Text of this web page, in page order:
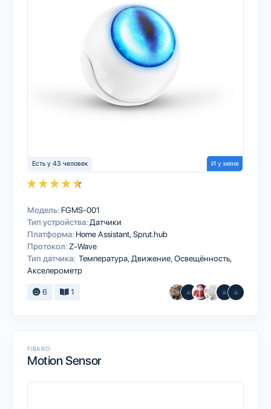
Есть у 43 человек И у меня
Модель: FGMS-001
Тип устройства: Датчики
Платформа: Home AssistantSprut.hub
Протокол: Z-Wave
Тип датчика: Температура, Движение, Освещённость,
Акселерометр
6 1
FIBARO
Motion Sensor